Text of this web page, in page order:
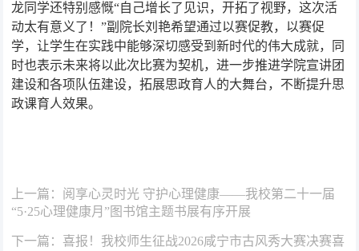
龙同学还特别感慨“自己增长了见识，开拓了视野，这次活
动太有意义了！”副院长刘艳希望通过以赛促教，以赛促
学，让学生在实践中能够深切感受到新时代的伟大成就，同
时也表示未来将以此次比赛为契机，进一步推进学院宣讲团
建设和各项队伍建设，拓展思政育人的大舞台，不断提升思
政课育人效果。
上一篇： 阅享心灵时光 守护心理健康——我校第二十一届
“5·25心理健康月”图书馆主题书展有序开展
下一篇： 喜报！我校师生征战2026咸宁市古风秀大赛决赛喜